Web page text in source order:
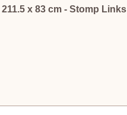
211.5 x 83 cm - Stomp Links